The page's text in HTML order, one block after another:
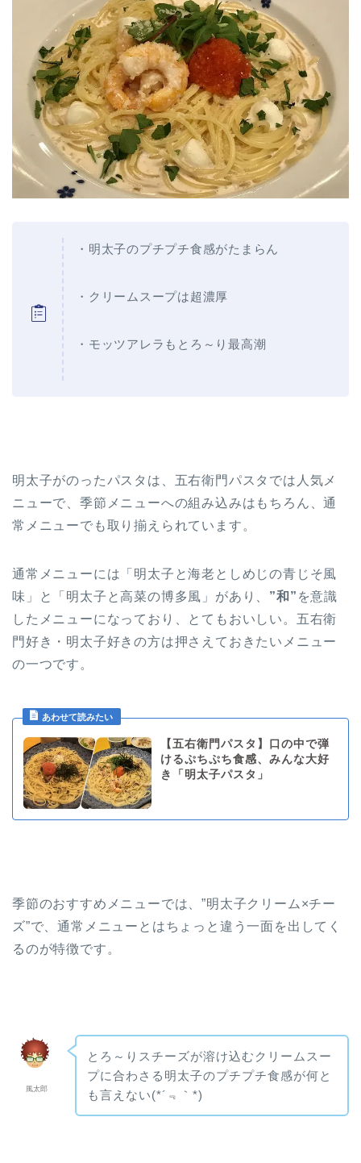
・明太子のプチプチ食感がたまらん
・クリームスープは超濃厚
・モッツアレラもとろ～り最高潮
明太子がのったパスタは、五右衛門パスタでは人気メ
ニューで、季節メニューへの組み込みはもちろん、通
常メニューでも取り揃えられています。
通常メニューには「明太子と海老としめじの青じそ風
味」と「明太子と高菜の博多風」があり、 ”和” を意識
したメニューになっており、とてもおいしい。五右衛
門好き・明太子好きの方は押さえておきたいメニュー
の一つです。
【五右衛門パスタ】口の中で弾
けるぷちぷち食感、みんな大好
き「明太子パスタ」
季節のおすすめメニューでは、”明太子クリーム×チー
ズ”で、通常メニューとはちょっと違う一面を出してく
るのが特徴です。
風太郎
とろ～りスチーズが溶け込むクリームスー
プに合わさる明太子のプチプチ食感が何と
も言えない(*´﹃｀*)